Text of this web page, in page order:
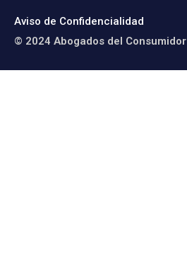
Aviso de Confidencialidad
© 2024 Abogados del Consumidor